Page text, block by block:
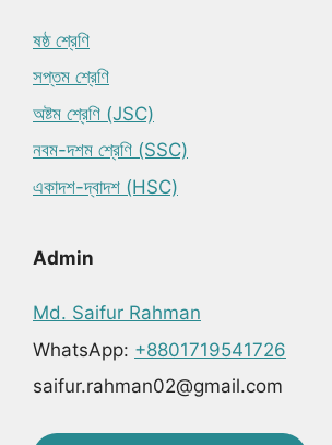
ষষ্ঠ শ্রেণি
সপ্তম শ্রেণি
অষ্টম শ্রেণি (JSC)
নবম-দশম শ্রেণি (SSC)
একাদশ-দ্বাদশ (HSC)
Admin
Md. Saifur Rahman
WhatsApp: +8801719541726
saifur.rahman02@gmail.com